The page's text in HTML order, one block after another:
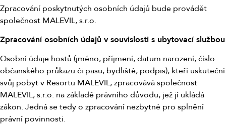
Zpracování poskytnutých osobních údajů bude provádět
společnost MALEVIL, s.r.o.
Zpracování osobních údajů v souvislosti s ubytovací službou
Osobní údaje hostů (jméno, příjmení, datum narození, číslo
občanského průkazu či pasu, bydliště, podpis), kteří uskuteční
svůj pobyt v Resortu MALEVIL, zpracovává společnost
MALEVIL, s.r.o. na základě právního důvodu, jež jí ukládá
zákon. Jedná se tedy o zpracování nezbytné pro splnění
právní povinnosti.